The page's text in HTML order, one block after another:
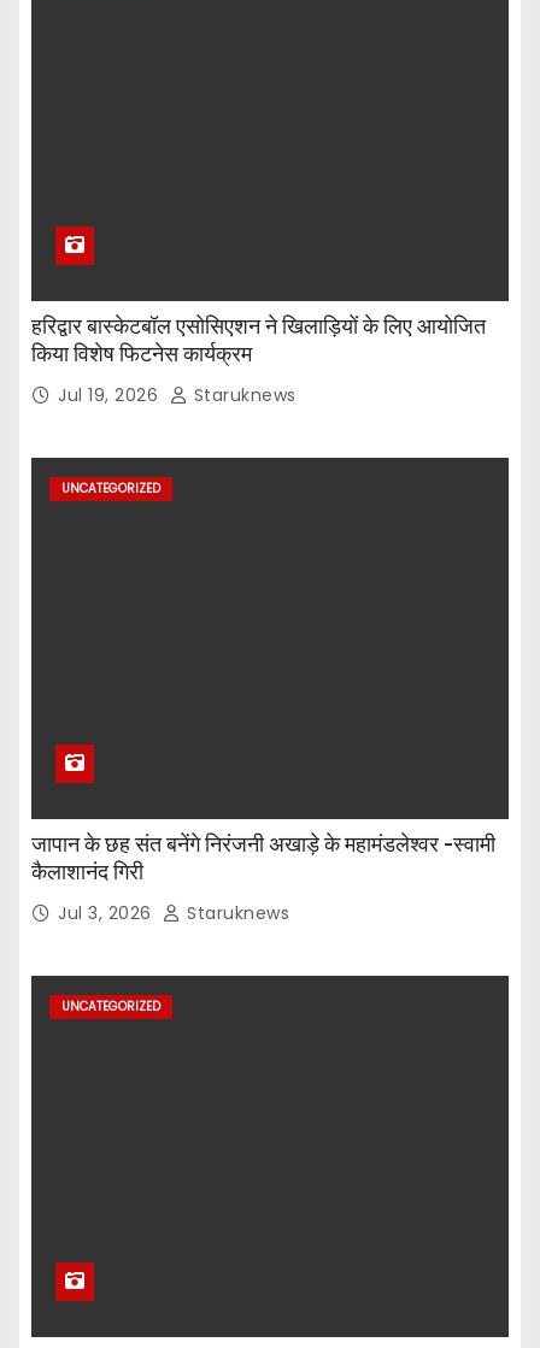
हरिद्वार बास्केटबॉल एसोसिएशन ने खिलाड़ियों के लिए आयोजित
किया विशेष फिटनेस कार्यक्रम
Jul 19, 2026 Staruknews
UNCATEGORIZED
जापान के छह संत बनेंगे निरंजनी अखाड़े के महामंडलेश्वर -स्वामी
कैलाशानंद गिरी
Jul 3, 2026 Staruknews
UNCATEGORIZED